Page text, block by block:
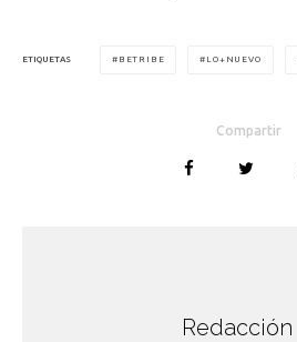
ETIQUETAS BETRIBE LO+NUEVO
Compartir
Redacción